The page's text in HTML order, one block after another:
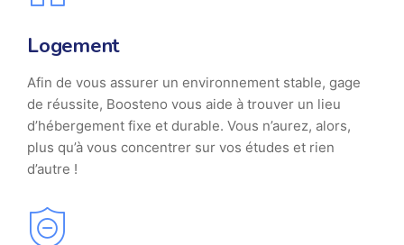
Logement
Afin de vous assurer un environnement stable, gage
de réussite, Boosteno vous aide à trouver un lieu
d’hébergement fixe et durable. Vous n’aurez, alors,
plus qu’à vous concentrer sur vos études et rien
d’autre !